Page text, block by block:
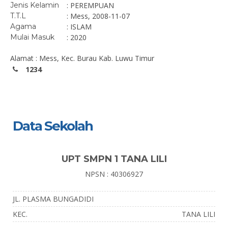
Jenis Kelamin : PEREMPUAN
T.T.L : Mess, 2008-11-07
Agama : ISLAM
Mulai Masuk : 2020
Alamat : Mess, Kec. Burau Kab. Luwu Timur
1234
Data Sekolah
UPT SMPN 1 TANA LILI
NPSN : 40306927
JL. PLASMA BUNGADIDI
KEC.
TANA LILI